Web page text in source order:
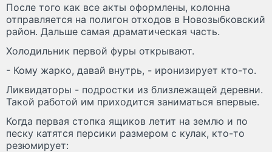
После того как все акты оформлены, колонна
отправляется на полигон отходов в Новозыбковский
район. Дальше самая драматическая часть.
Холодильник первой фуры открывают.
- Кому жарко, давай внутрь, - иронизирует кто-то.
Ликвидаторы - подростки из близлежащей деревни.
Такой работой им приходится заниматься впервые.
Когда первая стопка ящиков летит на землю и по
песку катятся персики размером с кулак, кто-то
резюмирует: